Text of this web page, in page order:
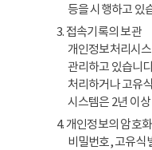
등을 시행하고 있
3. 접속기록의 보관
개인정보처리시
관리하고 있습니
처리하거나 고유
시스템은 2년 이
4. 개인정보의 암호화
비밀번호, 고유식